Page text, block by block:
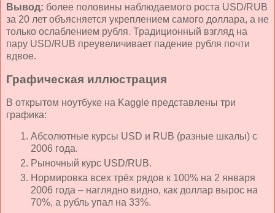
Вывод: более половины наблюдаемого роста USD/RUB
за 20 лет объясняется укреплением самого доллара, а не
только ослаблением рубля. Традиционный взгляд на
пару USD/RUB преувеличивает падение рубля почти
вдвое.
Графическая иллюстрация
В открытом ноутбуке на Kaggle представлены три
графика:
Абсолютные курсы USD и RUB (разные шкалы) с
2006 года.
Рыночный курс USD/RUB.
Нормировка всех трёх рядов к 100% на 2 января
2006 года – наглядно видно, как доллар вырос на
70%, а рубль упал на 33%.